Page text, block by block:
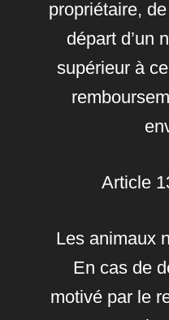
propriétaire,
départ d’un
supérieur à
Article
Les animaux
En cas de
motivé par le